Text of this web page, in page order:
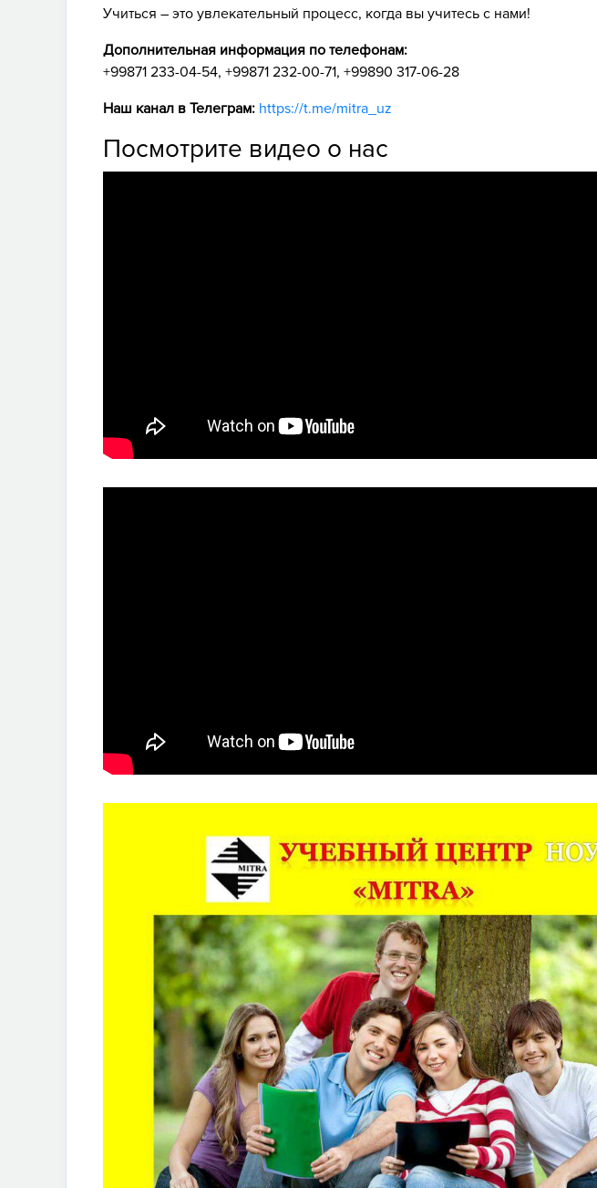
Учиться – это увлекательный процесс, когда вы учитесь с нами!
Дополнительная информация по телефонам:
+99871 233-04-54, +99871 232-00-71, +99890 317-06-28
Наш канал в Телеграм: https://t.me/mitra_uz
Посмотрите видео о нас